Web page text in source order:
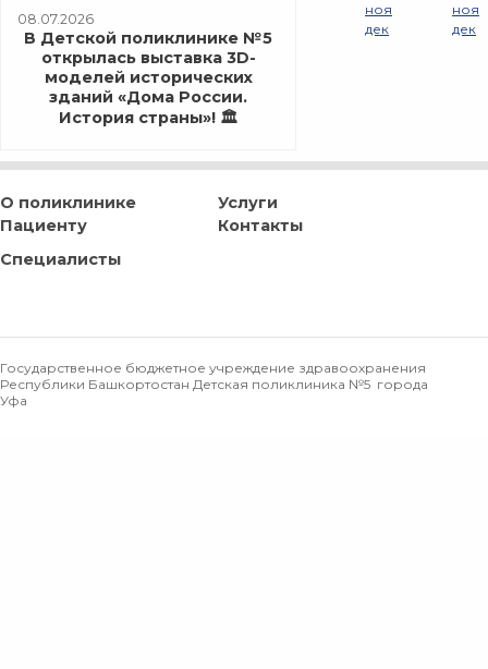
08.07.2026
В Детской поликлинике №5
открылась выставка 3D-
моделей исторических
зданий «Дома России.
История страны»! 🏛️
ноя
дек
ноя
дек
О поликлинике
Пациенту
Услуги
Контакты
Специалисты
Государственное бюджетное учреждение здравоохранения
Республики Башкортостан Детская поликлиника №5 города
Уфа